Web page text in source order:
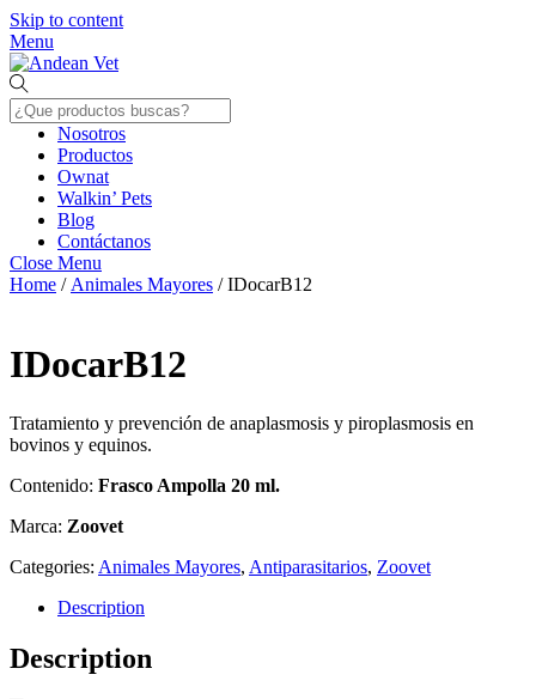
Skip to content
Menu
Nosotros
Productos
Ownat
Walkin’ Pets
Blog
Contáctanos
Close Menu
Home / Animales Mayores / IDocarB12
IDocarB12
Tratamiento y prevención de anaplasmosis y piroplasmosis en
bovinos y equinos.
Contenido: Frasco Ampolla 20 ml.
Marca: Zoovet
Categories: Animales Mayores, Antiparasitarios, Zoovet
Description
Description